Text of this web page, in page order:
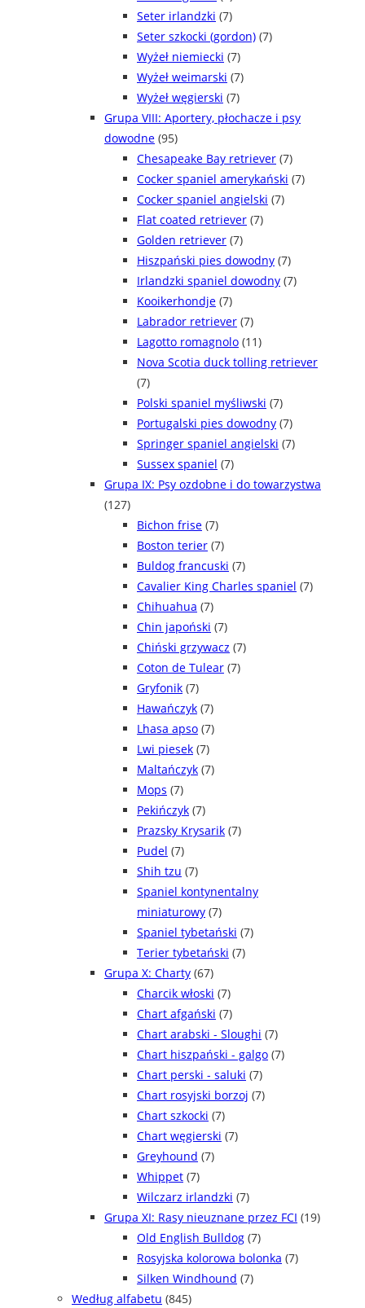
Seter irlandzki (7)
Seter szkocki (gordon) (7)
Wyżeł niemiecki (7)
Wyżeł weimarski (7)
Wyżeł węgierski (7)
Grupa VIII: Aportery, płochacze i psy
dowodne (95)
Chesapeake Bay retriever (7)
Cocker spaniel amerykański (7)
Cocker spaniel angielski (7)
Flat coated retriever (7)
Golden retriever (7)
Hiszpański pies dowodny (7)
Irlandzki spaniel dowodny (7)
Kooikerhondje (7)
Labrador retriever (7)
Lagotto romagnolo (11)
Nova Scotia duck tolling retriever
(7)
Polski spaniel myśliwski (7)
Portugalski pies dowodny (7)
Springer spaniel angielski (7)
Sussex spaniel (7)
Grupa IX: Psy ozdobne i do towarzystwa
(127)
Bichon frise (7)
Boston terier (7)
Buldog francuski (7)
Cavalier King Charles spaniel (7)
Chihuahua (7)
Chin japoński (7)
Chiński grzywacz (7)
Coton de Tulear (7)
Gryfonik (7)
Hawańczyk (7)
Lhasa apso (7)
Lwi piesek (7)
Maltańczyk (7)
Mops (7)
Pekińczyk (7)
Prazsky Krysarik (7)
Pudel (7)
Shih tzu (7)
Spaniel kontynentalny
miniaturowy (7)
Spaniel tybetański (7)
Terier tybetański (7)
Grupa X: Charty (67)
Charcik włoski (7)
Chart afgański (7)
Chart arabski - Sloughi (7)
Chart hiszpański - galgo (7)
Chart perski - saluki (7)
Chart rosyjski borzoj (7)
Chart szkocki (7)
Chart węgierski (7)
Greyhound (7)
Whippet (7)
Wilczarz irlandzki (7)
Grupa XI: Rasy nieuznane przez FCI (19)
Old English Bulldog (7)
Rosyjska kolorowa bolonka (7)
Silken Windhound (7)
Według alfabetu (845)